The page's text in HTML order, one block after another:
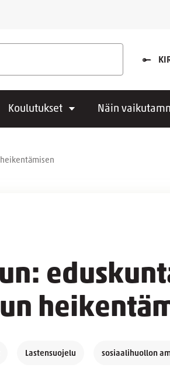
Koulutukset Näin
Lastensuojelu sosiaalihuollon